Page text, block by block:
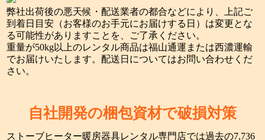
弊社出荷後の悪天候・配送業者の都合などにより、上記ご
到着日目安（お客様のお手元にお届けする日）は変更とな
る可能性がありますことを、ご了承ください。
重量が50kg以上のレンタル商品は福山通運または西濃運輸
でお届けいたします。配送日についてはお問い合わせくだ
さい。
自社開発の梱包資材で破損対策
ストーブヒーター暖房器具レンタル専門店では過去の7,736